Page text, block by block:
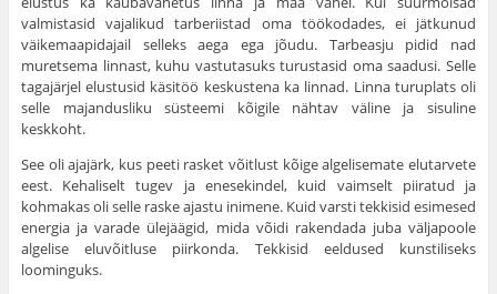
valmistasid vajalikud tarberiistad oma töökodades, ei jätkunud
väikemaapidajail selleks aega ega jõudu. Tarbeasju pidid nad
muretsema linnast, kuhu vastutasuks turus­tasid oma saadusi. Selle
tagajärjel elustusid käsitöö keskustena ka linnad. Linna turuplats oli
selle majan­dusliku süsteemi kõigile nähtav väline ja sisuline
keskkoht.
See oli ajajärk, kus peeti rasket võitlust kõige algelisemate elutarvete
eest. Kehaliselt tugev ja enesekindel, kuid vaimselt piiratud ja
kohmakas oli selle raske ajastu inimene. Kuid varsti tekkisid esi­mesed
energia ja varade ülejäägid, mida võidi raken­dada juba väljapoole
algelise eluvõitluse piirkonda. Tekkisid eeldused kunstiliseks
loominguks.